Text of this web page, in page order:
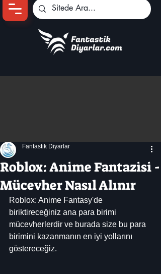
Black Desert
Dizi-Film Haberleri
Roblox: Anime Fantazisi -
Mücevher Nasıl Alınır
Fantastik Diyarlar
Roblox: Anime Fantasy'de
biriktireceğiniz ana para birimi
mücevherlerdir ve burada size bu para
birimini kazanmanın en iyi yollarını
göstereceğiz.